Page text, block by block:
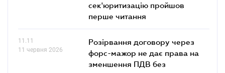
сек'юритизацію пройшов
перше читання
11.11
11 червня 2026
Розірвання договору через
форс-мажор не дає права на
зменшення ПДВ без